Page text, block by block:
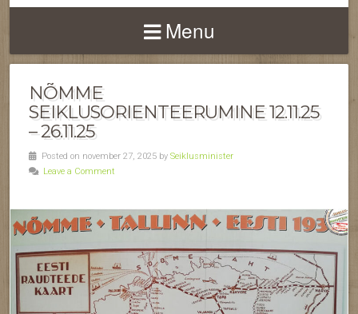
Menu
NÕMME
SEIKLUSORIENTEERUMINE 12.11.25
– 26.11.25
Posted on november 27, 2025 by Seiklusminister
Leave a Comment